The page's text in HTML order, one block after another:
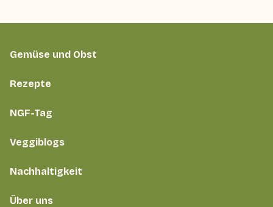
Gemüse und Obst
Rezepte
NGF-Tag
Veggiblogs
Nachhaltigkeit
Über uns